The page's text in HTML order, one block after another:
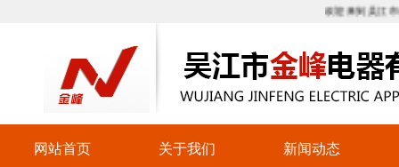
欢迎来到吴江市金峰电
网站首页 关于我们 新闻动态